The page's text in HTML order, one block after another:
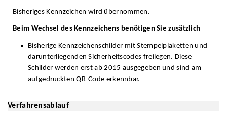
Bisheriges Kennzeichen wird übernommen.
Beim Wechsel des Kennzeichens benötigen Sie zusätzlich
Bisherige Kennzeichenschilder mit Stempelplaketten und
darunterliegenden Sicherheitscodes freilegen. Diese
Schilder werden erst ab 2015 ausgegeben und sind am
aufgedruckten QR-Code erkennbar.
Verfahrensablauf